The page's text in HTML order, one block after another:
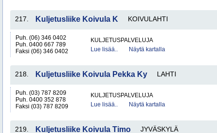
217. Kuljetusliike Koivula K KOIVULAHTI
Puh. (06) 346 0402
Puh. 0400 667 789
Faksi (06) 346 0402
KULJETUSPALVELUJA
Lue lisää..
Näytä kartalla
218. Kuljetusliike Koivula Pekka Ky LAHTI
Puh. (03) 787 8209
Puh. 0400 352 878
Faksi (03) 787 8209
KULJETUSPALVELUJA
Lue lisää..
Näytä kartalla
219. Kuljetusliike Koivula Timo JYVÄSKYLÄ